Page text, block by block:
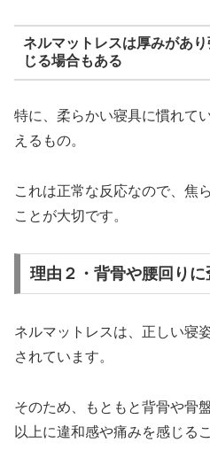
ネルマットレスは厚みがあ
じる場合もある
特に、柔らかい寝具に慣れて
えるもの。
これは正常な反応なので、焦
ことが大切です。
理由２・背骨や腰回りに
ネルマットレスは、正しい寝
されています。
そのため、もともと背骨や骨
以上に違和感や痛みを感じる